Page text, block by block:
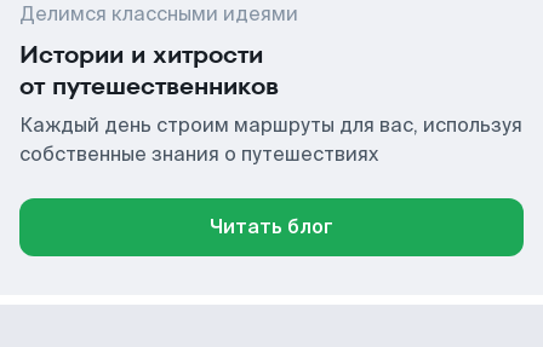
Делимся классными идеями
Истории и хитрости
от путешественников
Каждый день строим маршруты для вас, используя
собственные знания о путешествиях
Читать блог